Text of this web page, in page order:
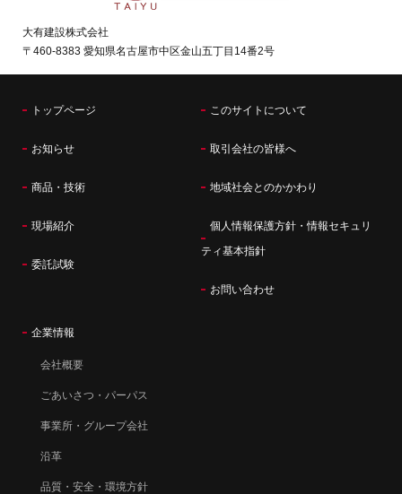
大有建設株式会社
〒460-8383 愛知県名古屋市中区金山五丁目14番2号
トップページ
お知らせ
商品・技術
現場紹介
委託試験
このサイトについて
取引会社の皆様へ
地域社会とのかかわり
個人情報保護方針・情報セキュリ
ティ基本指針
お問い合わせ
企業情報
会社概要
ごあいさつ・パーパス
事業所・グループ会社
沿革
品質・安全・環境方針